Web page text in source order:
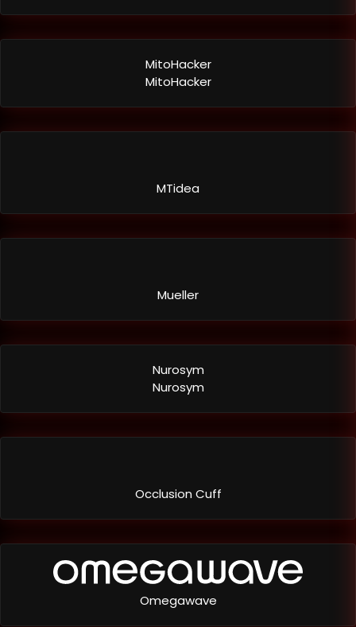
MitoHacker
MitoHacker
MTidea
Mueller
Nurosym
Nurosym
Occlusion Cuff
Omegawave